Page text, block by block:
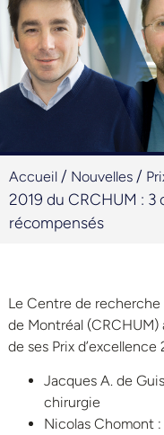
Accueil / Nouvelles /
2019 du CRCHUM :
récompensés
Le Centre de recherche
de Montréal
de ses Prix
Jacques A. de
chirurgie
Nicolas Chomont